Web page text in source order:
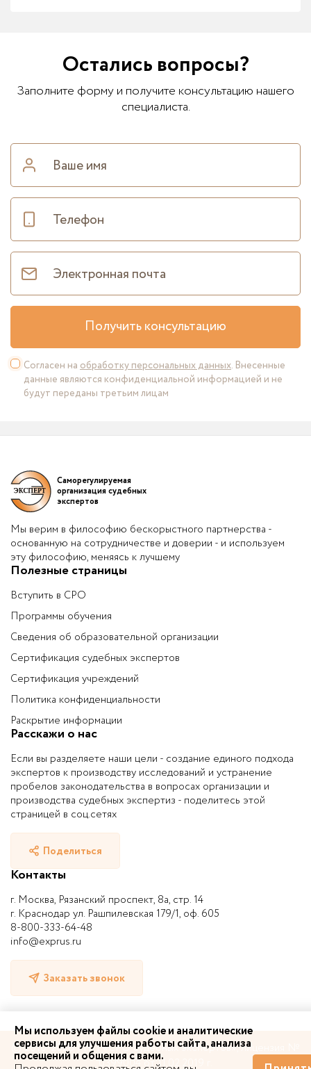
Остались вопросы?
Заполните форму и получите консультацию нашего
специалиста.
Получить консультацию
Согласен на обработку персональных данных. Внесенные
данные являются конфиденциальной информацией и не
будут переданы третьим лицам
Саморегулируемая
организация судебных
экспертов
Мы верим в философию бескорыстного партнерства -
основанную на сотрудничестве и доверии - и используем
эту философию, меняясь к лучшему
Полезные страницы
Вступить в СРО
Программы обучения
Сведения об образовательной организации
Сертификация судебных экспертов
Сертификация учреждений
Политика конфиденциальности
Раскрытие информации
Расскажи о нас
Если вы разделяете наши цели - создание единого подхода
экспертов к производству исследований и устранение
пробелов законодательства в вопросах организации и
производства судебных экспертиз - поделитесь этой
страницей в соц.сетях
Поделиться
Контакты
г. Москва, Рязанский проспект, 8а, стр. 14
г. Краснодар ул. Рашпилевская 179/1, оф. 605
8-800-333-64-48
info@exprus.ru
Заказать звонок
© 2010-2026 | НП «СРО судебных экспертов», лицензия №
0399004 от 11.02.2019 г.
Мы используем файлы cookie и аналитические
сервисы для улучшения работы сайта, анализа
посещений и общения с вами.